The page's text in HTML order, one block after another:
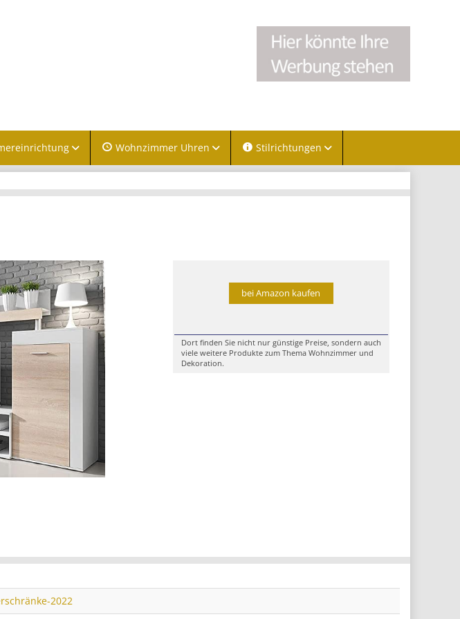
Wohnzimmer Uhren Stilrichtungen
bei Amazon kaufen
Dort finden Sie nicht nur günstige Preise, sondern auch
viele weitere Produkte zum Thema Wohnzimmer und
Dekoration.
2022